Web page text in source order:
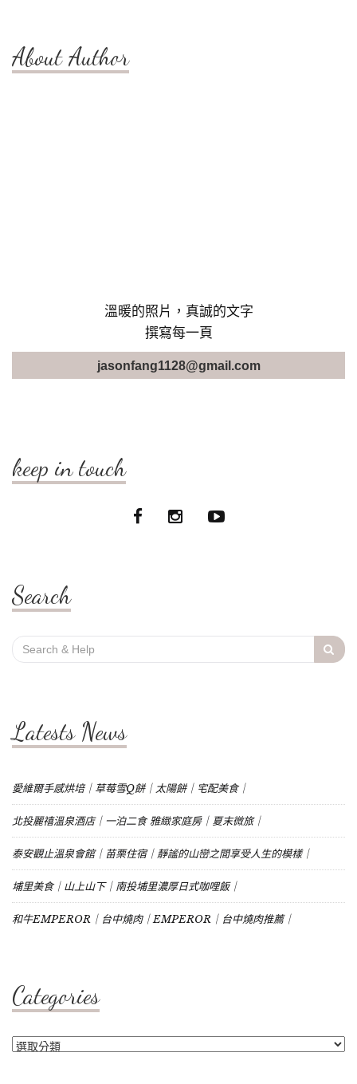
About Author
溫暖的照片，真誠的文字
撰寫每一頁
jasonfang1128@gmail.com
keep in touch
Search
Search
for:
Latests News
愛維爾手感烘培｜草莓雪Q餅｜太陽餅｜宅配美食｜
北投麗禧溫泉酒店｜一泊二食 雅緻家庭房｜夏末微旅｜
泰安觀止溫泉會館｜苗栗住宿｜靜謐的山巒之間享受人生的模樣｜
埔里美食｜山上山下｜南投埔里濃厚日式咖哩飯｜
和牛EMPEROR｜台中燒肉｜EMPEROR｜台中燒肉推薦｜
Categories
Categories